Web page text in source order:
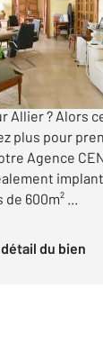
€
grande
Allier ? Alors
plus pour
Agence
600m² ...
détail du bien